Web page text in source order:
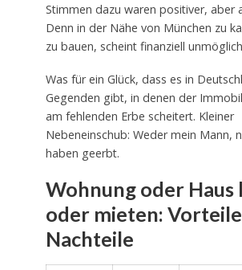
Stimmen dazu waren positiver, aber
Denn in der Nähe von München zu
zu bauen, scheint finanziell
Was für ein Glück, dass es in
Gegenden gibt, in denen der
am fehlenden Erbe scheitert. Kleiner
Nebeneinschub: Weder mein Mann,
haben geerbt.
Wohnung oder Haus
oder mieten:
Nachteile